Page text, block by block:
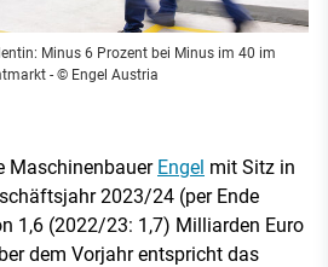
Minus 6 Prozent bei Minus im 40 im
- © Engel Austria
Maschinenbauer Engel mit Sitz in
2023/24 (per Ende
1,6 (2022/23: 1,7) Milliarden Euro
dem Vorjahr entspricht das